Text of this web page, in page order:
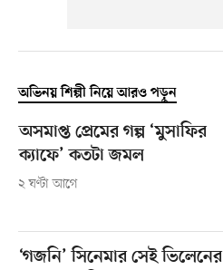
অভিনয় শিল্পী নিয়ে আরও পড়ুন
অসমাপ্ত প্রেমের গল্প ‘মুসাফির
ক্যাফে’ কতটা জমল
২ ঘণ্টা আগে
‘গজনি’ সিনেমার সেই ভিলেনের